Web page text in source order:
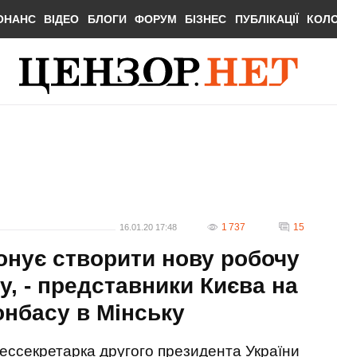
ВІДЕО БЛОГИ ФОРУМ БІЗНЕС ПУБЛІКАЦІЇ
16.01.20 17:48 1 737 15
створити нову робочу
- представники Києва на
в Мінську
другого президента України